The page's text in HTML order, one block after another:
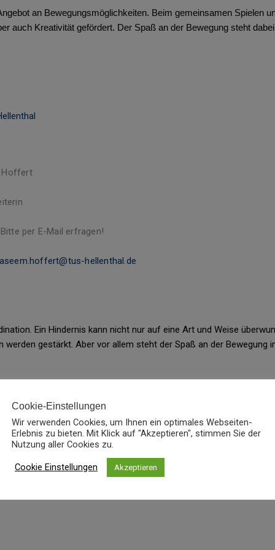
an Bewegungsmöglichkeiten. Beim gemeinsamen Spielen
auch Kreativität gefördert. Der Spaß an der Bewegung steht
Hoffert
per E-Mail erfragen!
hellenthal.de
Ein Hindernis kann nicht nur auf eine Art und Weise
gestärkt. Aber vor allem steht der Spaß an der Bewegung
Cookie-Einstellungen
Wir verwenden Cookies, um Ihnen ein optimales Webseiten-
Erlebnis zu bieten. Mit Klick auf "Akzeptieren", stimmen Sie der
Nutzung aller Cookies zu.
Cookie Einstellungen Akzeptieren